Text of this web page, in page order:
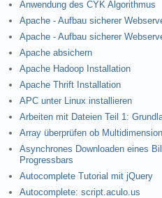
Anwendung des CYK Algorithmus
Apache - Aufbau sicherer
Apache - Aufbau sicherer
Apache absichern
Apache Hadoop Installation
Apache Thrift Installation
APC unter Linux installieren
Arbeiten mit Dateien Teil 1:
Array überprüfen ob
Asynchrones Downloaden eines
Progressbars
Autocomplete Tutorial mit jQuery
Autocomplete: script.aculo.us